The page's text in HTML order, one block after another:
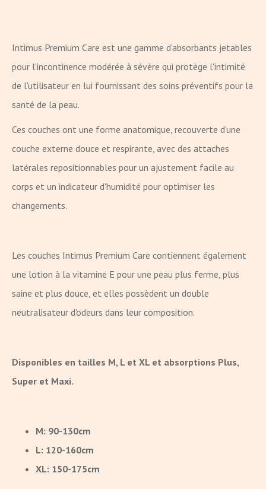
Intimus Premium Care est une gamme d'absorbants jetables
pour l'incontinence modérée à sévère qui protège l'intimité
de l'utilisateur en lui fournissant des soins préventifs pour la
santé de la peau.
Ces couches ont une forme anatomique, recouverte d'une
couche externe douce et respirante, avec des attaches
latérales repositionnables pour un ajustement facile au
corps et un indicateur d'humidité pour optimiser les
changements.
Les couches Intimus Premium Care contiennent également
une lotion à la vitamine E pour une peau plus ferme, plus
saine et plus douce, et elles possèdent un double
neutralisateur d'odeurs dans leur composition.
Disponibles en tailles M, L et XL et absorptions Plus,
Super et Maxi.
M: 90-130cm
L: 120-160cm
XL: 150-175cm